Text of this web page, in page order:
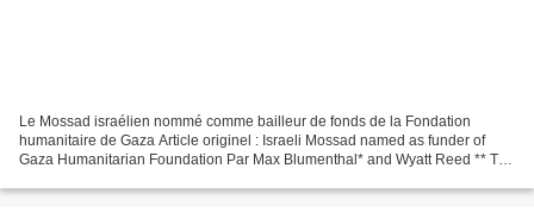
Le Mossad israélien nommé comme bailleur de fonds de la Fondation
humanitaire de Gaza Article originel : Israeli Mossad named as funder of
Gaza Humanitarian Foundation Par Max Blumenthal* and Wyatt Reed ** The